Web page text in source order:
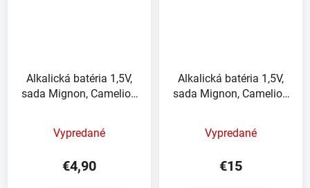
Alkalická batéria 1,5V,
sada Mignon, Camelion
Vypredané
€4,90
Alkalická batéria 1,5V,
sada Mignon, Camelion
Vypredané
€15